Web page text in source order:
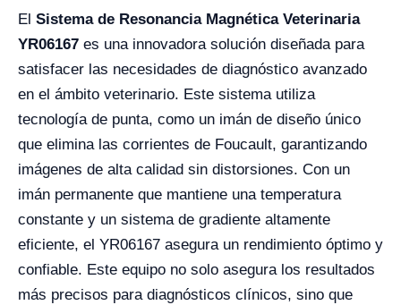
El Sistema de Resonancia Magnética Veterinaria
YR06167 es una innovadora solución diseñada para
satisfacer las necesidades de diagnóstico avanzado
en el ámbito veterinario. Este sistema utiliza
tecnología de punta, como un imán de diseño único
que elimina las corrientes de Foucault, garantizando
imágenes de alta calidad sin distorsiones. Con un
imán permanente que mantiene una temperatura
constante y un sistema de gradiente altamente
eficiente, el YR06167 asegura un rendimiento óptimo y
confiable. Este equipo no solo asegura los resultados
más precisos para diagnósticos clínicos, sino que